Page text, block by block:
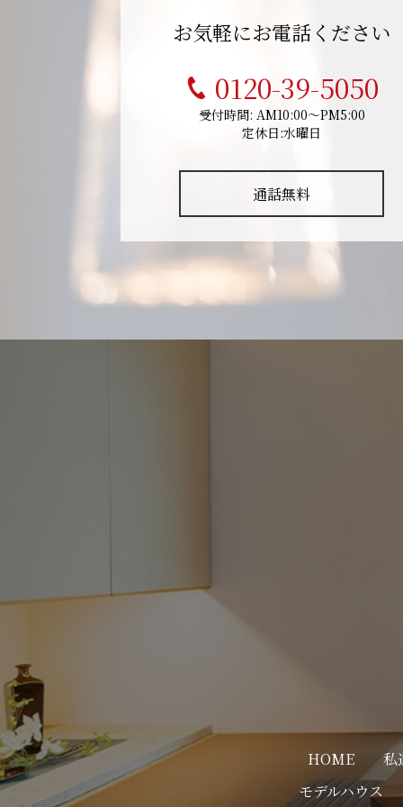
お気軽にお電話ください
0120-39-5050
受付時間: AM10:00～PM5:00
定休日:水曜日
通話無料
HOME
私
モデルハウス